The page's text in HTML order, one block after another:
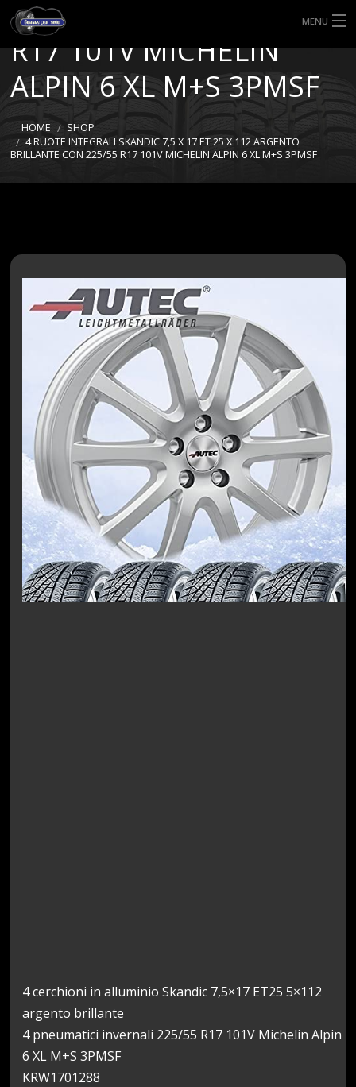
MENU
HOME
TIPI DI GOMME
MISURE GOMME
BRILLANTE CON 225/55
R17 101V MICHELIN
ALPIN 6 XL M+S 3PMSF
HOME
SHOP
4 RUOTE INTEGRALI SKANDIC 7,5 X 17 ET 25 X 112 ARGENTO
BRILLANTE CON 225/55 R17 101V MICHELIN ALPIN 6 XL M+S 3PMSF
4 cerchioni in alluminio Skandic 7,5×17 ET25 5×112
argento brillante
4 pneumatici invernali 225/55 R17 101V Michelin Alpin
6 XL M+S 3PMSF
KRW1701288